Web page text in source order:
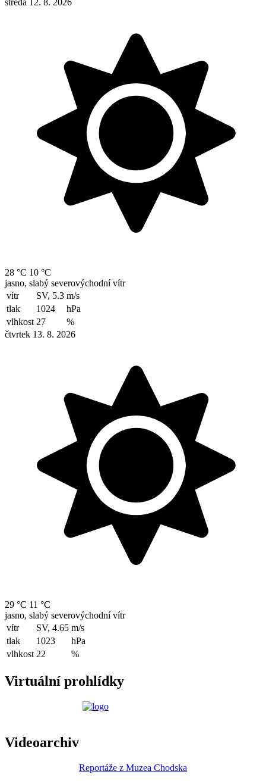
středa 12. 8. 2026
28 °C 10 °C
jasno, slabý severovýchodní vítr
vítr
SV, 5.3 m/s
tlak
1024
hPa
vlhkost 27
%
čtvrtek 13. 8. 2026
29 °C 11 °C
jasno, slabý severovýchodní vítr
vítr
SV, 4.65 m/s
tlak
1023
hPa
vlhkost 22 %
Virtuální prohlídky
Videoarchiv
Reportáže z Muzea Chodska